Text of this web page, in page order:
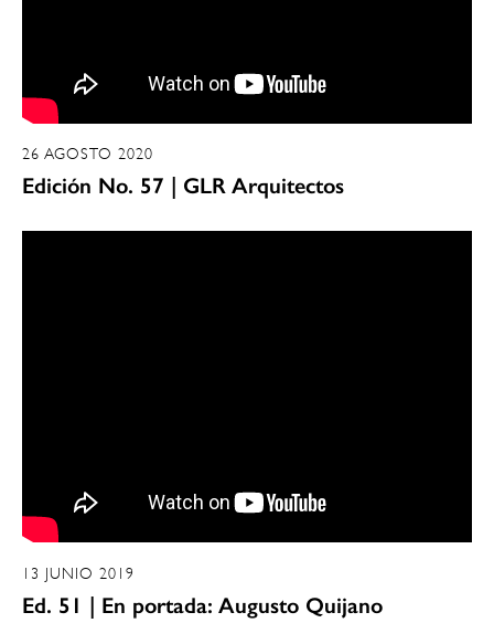
26 AGOSTO 2020
Edición No. 57 | GLR Arquitectos
13 JUNIO 2019
Ed. 51 | En portada: Augusto Quijano